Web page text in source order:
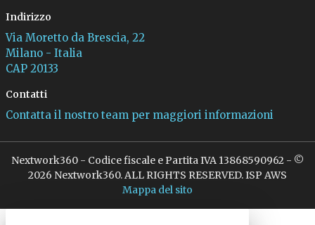
Indirizzo
Via Moretto da Brescia, 22
Milano - Italia
CAP 20133
Contatti
Contatta il nostro team per maggiori informazioni
Nextwork360 - Codice fiscale e Partita IVA 13868590962 - ©
2026 Nextwork360. ALL RIGHTS RESERVED. ISP AWS
Mappa del sito